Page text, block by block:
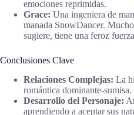
emociones reprimidas.
Grace: Una ingeniera de
manada SnowDancer.
sugiere, tiene una feroz
Conclusiones Clave
Relaciones Complejas: La
romántica dominante-sumisa.
Desarrollo del Personaje:
aprendiendo a aceptar sus